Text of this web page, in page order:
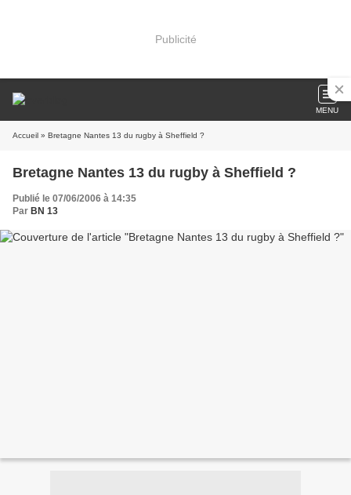
Publicité
MENU
Accueil » Bretagne Nantes 13 du rugby à Sheffield ?
Bretagne Nantes 13 du rugby à Sheffield ?
Publié le 07/06/2006 à 14:35
Par BN 13